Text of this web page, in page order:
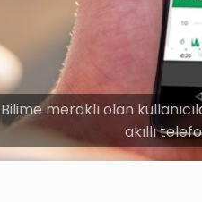
Bilime meraklı olan
akıllı